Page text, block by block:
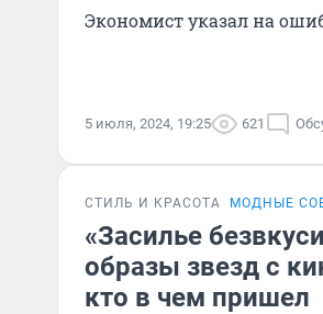
Экономист указал на
5 июля, 2024, 19:25 621
СТИЛЬ И КРАСОТА МОДНЫЕ
«Засилье
образы звезд с
кто в чем пришел